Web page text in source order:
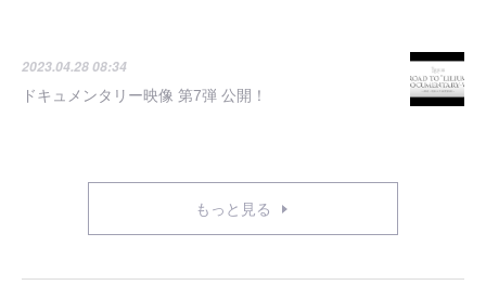
2023.04.28 08:34
ドキュメンタリー映像 第7弾 公開！
もっと見る